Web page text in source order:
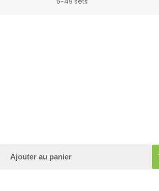
Ajouter au panier